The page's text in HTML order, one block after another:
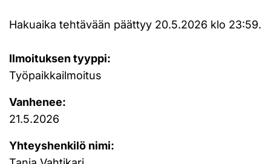
Hakuaika tehtävään päättyy 20.5.2026 klo 23:59.
Ilmoituksen tyyppi:
Työpaikkailmoitus
Vanhenee:
21.5.2026
Yhteyshenkilö nimi: